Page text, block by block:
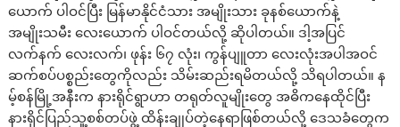
ယောက် ပါဝင်ပြီး မြန်မာနိုင်ငံသား အမျိုးသား ခုနစ်ယောက်နဲ့
အမျိုးသမီး လေးယောက် ပါဝင်တယ်လို့ ဆိုပါတယ်။ ဒါ့အပြင်
လက်နက် လေးလက်၊ ဖုန်း ၆၇ လုံး၊ ကွန်ပျူတာ လေးလုံးအပါအဝင်
ဆက်စပ်ပစ္စည်းတွေကိုလည်း သိမ်းဆည်းရမိတယ်လို့ သိရပါတယ်။ န
မ့်စန်မြို့အနီးက နားရိုင်ရွာဟာ တရုတ်လူမျိုးတွေ အဓိကနေထိုင်ပြီး
နားရိုင်ပြည်သူ့စစ်တပ်ဖွဲ့ ထိန်းချုပ်တဲ့နေရာဖြစ်တယ်လို့ ဒေသခံတွေက